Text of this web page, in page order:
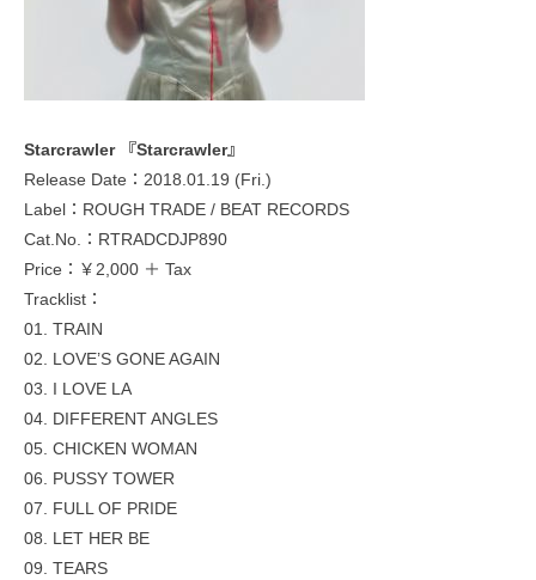
Starcrawler 『Starcrawler』
Release Date：2018.01.19 (Fri.)
Label：ROUGH TRADE / BEAT RECORDS
Cat.No.：RTRADCDJP890
Price：￥2,000 ＋ Tax
Tracklist：
01. TRAIN
02. LOVE’S GONE AGAIN
03. I LOVE LA
04. DIFFERENT ANGLES
05. CHICKEN WOMAN
06. PUSSY TOWER
07. FULL OF PRIDE
08. LET HER BE
09. TEARS